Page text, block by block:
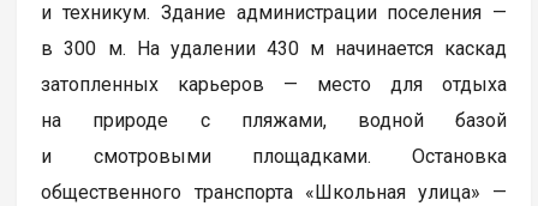
и техникум. Здание администрации поселения —
в 300 м. На удалении 430 м начинается каскад
затопленных карьеров — место для отдыха
на природе с пляжами, водной базой
и смотровыми площадками. Остановка
общественного транспорта «Школьная улица» —